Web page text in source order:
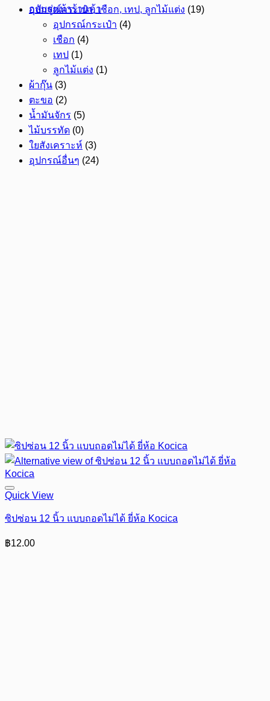
กลับสู่หน้าร้านค้า
อุปกรณ์กระเป๋า, เชือก, เทป, ลูกไม้แต่ง (19)
อุปกรณ์กระเป๋า (4)
เชือก (4)
เทป (1)
ลูกไม้แต่ง (1)
ผ้ากุ๊น (3)
ตะขอ (2)
น้ำมันจักร (5)
ไม้บรรทัด (0)
ใยสังเคราะห์ (3)
อุปกรณ์อื่นๆ (24)
Quick View
ซิปซ่อน 12 นิ้ว แบบถอดไม่ได้ ยี่ห้อ Kocica
฿12.00